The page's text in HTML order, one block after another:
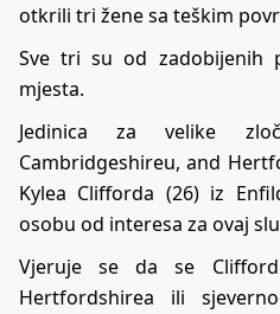
otkrili tri žene sa teškim
Sve tri su od zadobijenih
mjesta.
Jedinica za velike
Cambridgeshireu, and
Kylea Clifforda (26) iz
osobu od interesa za ovaj
Vjeruje se da se
Hertfordshirea ili